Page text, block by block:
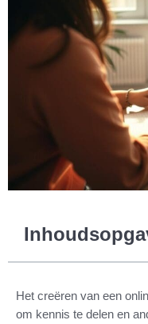
Het creëren van een
om kennis te delen en